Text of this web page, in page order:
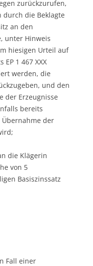
zurückzurufen,
die Beklagte
an den
unter Hinweis
hiesigen Urteil auf
1 467 XXX
werden, die
und den
der Erzeugnisse
bereits
der
die Klägerin
von 5
Basiszinssatz
Fall einer